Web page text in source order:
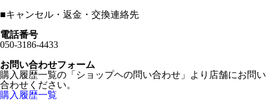
■キャンセル・返金・交換連絡先
電話番号
050-3186-4433
お問い合わせフォーム
購入履歴一覧の「ショップヘの問い合わせ」より店舗にお問い
合わせください。
購入履歴一覧